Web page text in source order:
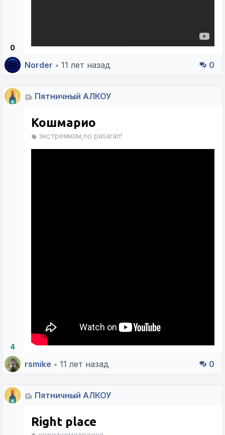
0
Norder • 11 лет назад 0
Пятничный АЛКОУ
4
Кошмарио
экстремизм,no pasaran!
rsmike • 11 лет назад 0
Пятничный АЛКОУ
Right place